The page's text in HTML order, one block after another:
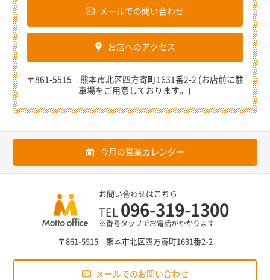
メールでの問い合わせ
お店へのアクセス
〒861-5515 熊本市北区四方寄町1631番2-2 (お店前に駐
車場をご用意しております。)
今月の営業カレンダー
お問い合わせはこちら
TEL 096-319-1300
※番号タップでお電話がかかります
〒861-5515 熊本市北区四方寄町1631番2-2
メールでのお問い合わせ